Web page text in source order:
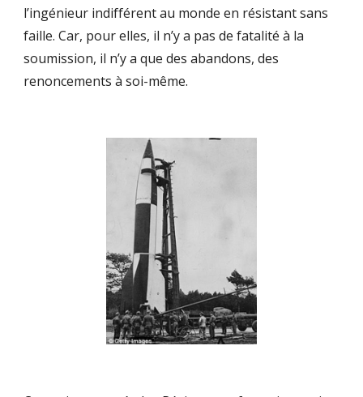
l’ingénieur indifférent au monde en résistant sans
faille. Car, pour elles, il n’y a pas de fatalité à la
soumission, il n’y a que des abandons, des
renoncements à soi-même.